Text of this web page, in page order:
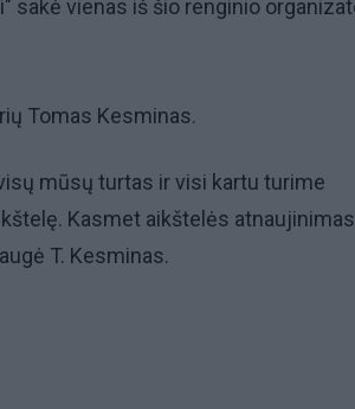
sakė vienas iš šio renginio
Tomas Kesminas.
mūsų turtas ir visi kartu turime
Kasmet aikštelės
T. Kesminas.